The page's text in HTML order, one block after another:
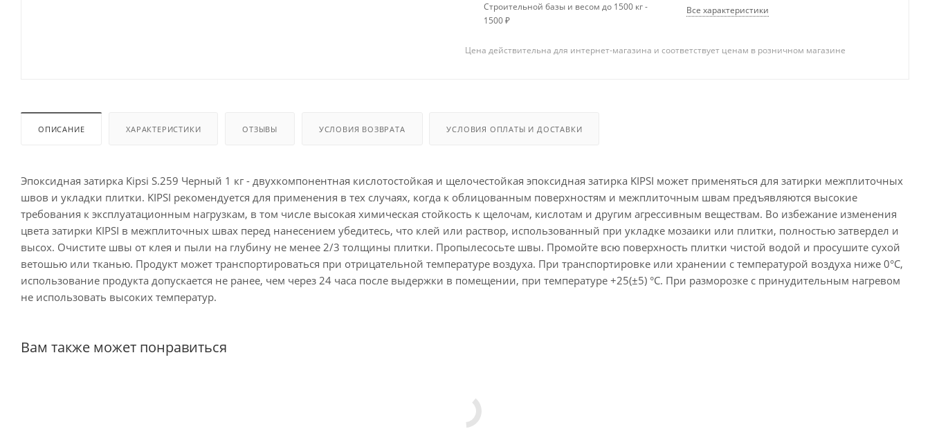
Строительной базы и весом до 1500 кг -
1500 ₽
Все характеристики
Цена действительна для интернет-магазина и соответствует ценам в розничном магазине
ОПИСАНИЕ ХАРАКТЕРИСТИКИ ОТЗЫВЫ УСЛОВИЯ ВОЗВРАТА УСЛОВИЯ ОПЛАТЫ И ДОСТАВКИ
Эпоксидная затирка Kipsi S.259 Черный 1 кг - двухкомпонентная кислотостойкая и щелочестойкая эпоксидная затирка KIPSI может применяться для затирки межплиточных
швов и укладки плитки. KIPSI рекомендуется для применения в тех случаях, когда к облицованным поверхностям и межплиточным швам предъявляются высокие
требования к эксплуатационным нагрузкам, в том числе высокая химическая стойкость к щелочам, кислотам и другим агрессивным веществам. Во избежание изменения
цвета затирки KIPSI в межплиточных швах перед нанесением убедитесь, что клей или раствор, использованный при укладке мозаики или плитки, полностью затвердел и
высох. Очистите швы от клея и пыли на глубину не менее 2/3 толщины плитки. Пропылесосьте швы. Промойте всю поверхность плитки чистой водой и просушите сухой
ветошью или тканью. Продукт может транспортироваться при отрицательной температуре воздуха. При транспортировке или хранении с температурой воздуха ниже 0°С,
использование продукта допускается не ранее, чем через 24 часа после выдержки в помещении, при температуре +25(±5) °С. При разморозке с принудительным нагревом
не использовать высоких температур.
Вам также может понравиться